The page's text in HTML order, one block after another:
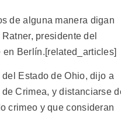
de alguna manera digan
presidente del
Berlín.[related_articles]
Estado de Ohio, dijo a
Crimea, y distanciarse
crimeo y que consideran